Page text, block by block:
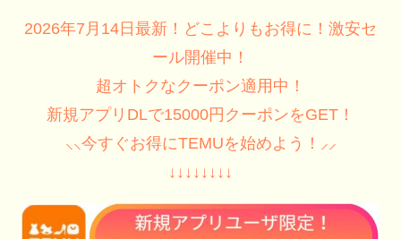
2026年7月14日最新！どこよりもお得に！激安セ
ール開催中！
超オトクなクーポン適用中！
新規アプリDLで15000円クーポンをGET！
⸜⸜今すぐお得にTEMUを始めよう！⸝⸝
↓↓↓↓↓↓↓↓